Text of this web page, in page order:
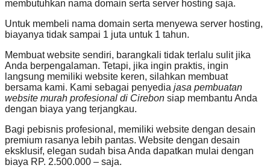
membutuhkan nama domain serta server hosting saja.
Untuk membeli nama domain serta menyewa server hosting,
biayanya tidak sampai 1 juta untuk 1 tahun.
Membuat website sendiri, barangkali tidak terlalu sulit jika
Anda berpengalaman. Tetapi, jika ingin praktis, ingin
langsung memiliki website keren, silahkan membuat
bersama kami. Kami sebagai penyedia jasa pembuatan
website murah profesional di Cirebon siap membantu Anda
dengan biaya yang terjangkau.
Bagi pebisnis profesional, memiliki website dengan desain
premium rasanya lebih pantas. Website dengan desain
eksklusif, elegan sudah bisa Anda dapatkan mulai dengan
biaya RP. 2.500.000 – saja.